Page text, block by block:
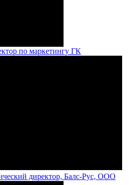
по маркетингу ГК
директор, Балс-Рус, ООО